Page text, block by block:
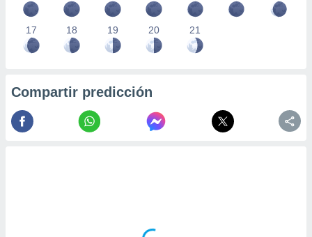
17 18 19 20 21
Compartir predicción